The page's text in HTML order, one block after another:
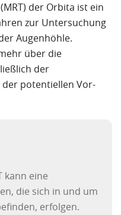
der Orbita ist ein
zur Untersuchung
Augenhöhle.
über die
der
potentiellen Vor-
kann eine
die sich in und um
erfolgen.